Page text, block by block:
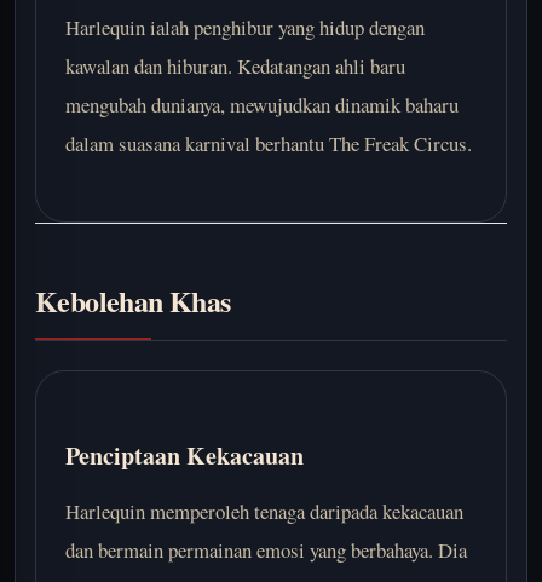
Harlequin ialah penghibur yang hidup dengan
kawalan dan hiburan. Kedatangan ahli baru
mengubah dunianya, mewujudkan dinamik baharu
dalam suasana karnival berhantu The Freak Circus.
Kebolehan Khas
Penciptaan Kekacauan
Harlequin memperoleh tenaga daripada kekacauan
dan bermain permainan emosi yang berbahaya. Dia